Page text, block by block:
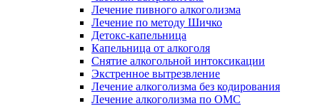
Лечение пивного алкоголизма
Лечение по методу Шичко
Детокс-капельница
Капельница от алкоголя
Снятие алкогольной интоксикации
Экстренное вытрезвление
Лечение алкоголизма без кодирования
Лечение алкоголизма по ОМС